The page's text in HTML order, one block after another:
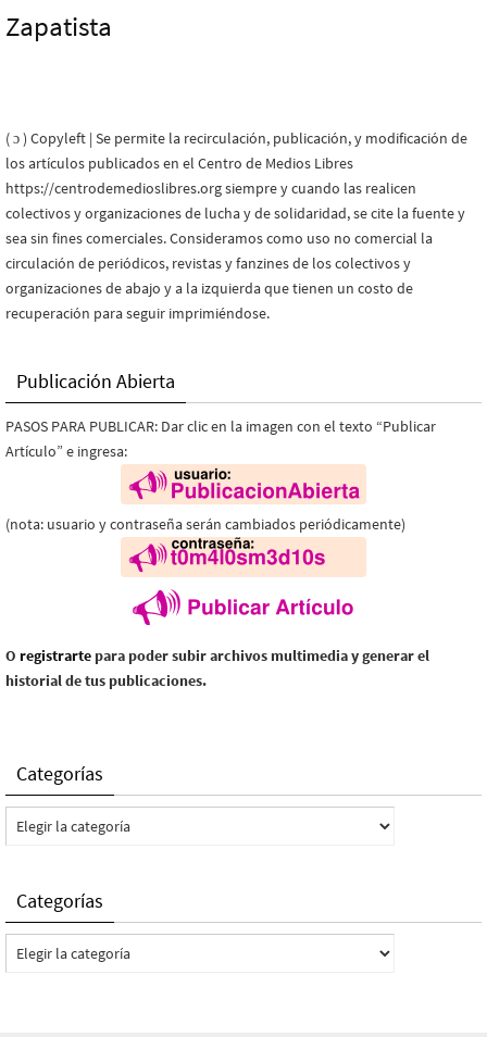
Zapatista
( ɔ ) Copyleft | Se permite la recirculación, publicación, y modificación de
los artículos publicados en el Centro de Medios Libres
https://centrodemedioslibres.org siempre y cuando las realicen
colectivos y organizaciones de lucha y de solidaridad, se cite la fuente y
sea sin fines comerciales. Consideramos como uso no comercial la
circulación de periódicos, revistas y fanzines de los colectivos y
organizaciones de abajo y a la izquierda que tienen un costo de
recuperación para seguir imprimiéndose.
Publicación Abierta
PASOS PARA PUBLICAR: Dar clic en la imagen con el texto “Publicar
Artículo” e ingresa:
(nota: usuario y contraseña serán cambiados periódicamente)
O registrarte para poder subir archivos multimedia y generar el
historial de tus publicaciones.
Categorías
Categorías
Categorías
Categorías